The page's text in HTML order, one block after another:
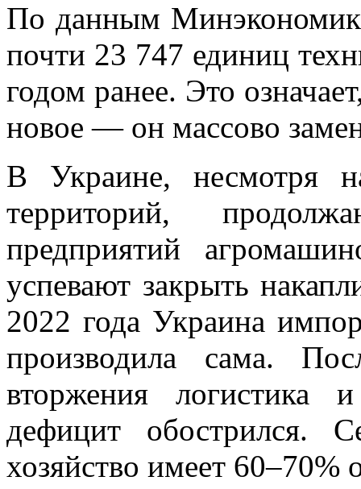
По данным
почти 23 747 единиц
годом ранее. Это
новое — он массово
В Украине, несмотря
территорий,
предприятий
успевают закрыть
2022 года Украина
производила сама.
вторжения
дефицит обострился.
хозяйство имеет 60–70%